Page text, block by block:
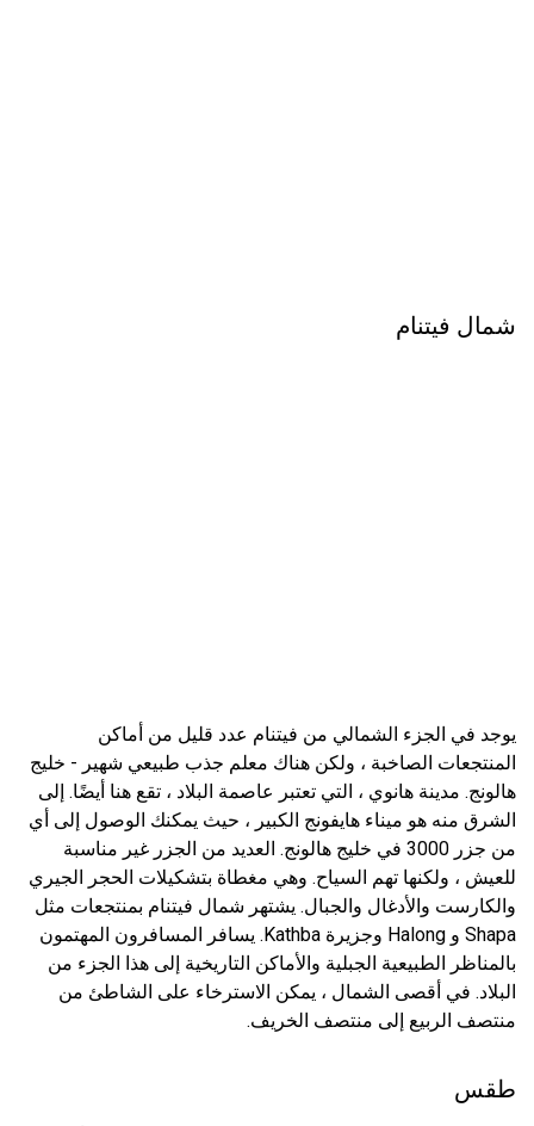
شمال فيتنام
يوجد في الجزء الشمالي من فيتنام عدد قليل من أماكن
المنتجعات الصاخبة ، ولكن هناك معلم جذب طبيعي شهير - خليج
هالونج. مدينة هانوي ، التي تعتبر عاصمة البلاد ، تقع هنا أيضًا. إلى
الشرق منه هو ميناء هايفونج الكبير ، حيث يمكنك الوصول إلى أي
من جزر 3000 في خليج هالونج. العديد من الجزر غير مناسبة
للعيش ، ولكنها تهم السياح. وهي مغطاة بتشكيلات الحجر الجيري
والكارست والأدغال والجبال. يشتهر شمال فيتنام بمنتجعات مثل
Shapa و Halong وجزيرة Kathba. يسافر المسافرون المهتمون
بالمناظر الطبيعية الجبلية والأماكن التاريخية إلى هذا الجزء من
البلاد. في أقصى الشمال ، يمكن الاسترخاء على الشاطئ من
منتصف الربيع إلى منتصف الخريف.
طقس